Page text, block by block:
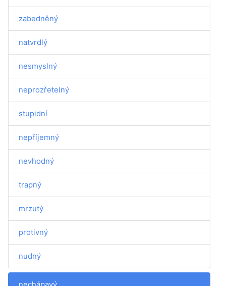
zabedněný
natvrdlý
nesmyslný
neprozřetelný
stupidní
nepříjemný
nevhodný
trapný
mrzutý
protivný
nudný